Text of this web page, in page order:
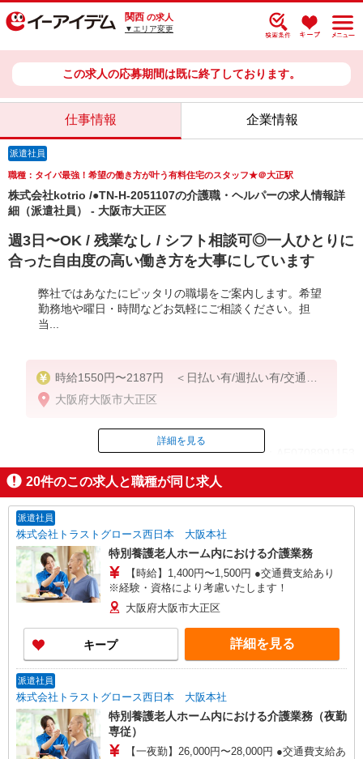
関西 の求人
▼エリア変更
この求人の応募期間は既に終了しております。
仕事情報 企業情報
派遣社員
職種：タイパ最強！希望の働き方が叶う有料住宅のスタッフ★＠大正駅
株式会社kotrio /●TN-H-2051107の介護職・ヘルパーの求人情報詳
細（派遣社員） - 大阪市大正区
週3日〜OK / 残業なし / シフト相談可◎一人ひとりに
合った自由度の高い働き方を大事にしています
弊社ではあなたにピッタリの職場をご案内します。希望
勤務地や曜日・時間などお気軽にご相談ください。担
当...
時給1550円〜2187円 ＜日払い有/週払い有/交通費
全支給(ガソリン代含む)＞
大阪府大阪市大正区
ID：AE0708991153
掲載期間終了
詳細を見る
20件のこの求人と職種が同じ求人
派遣社員
株式会社トラストグロース西日本 大阪本社
特別養護老人ホーム内における介護業務
【時給】1,400円〜1,500円 ●交通費支給あり
※経験・資格により考慮いたします！
大阪府大阪市大正区
キープ 詳細を見る
派遣社員
株式会社トラストグロース西日本 大阪本社
特別養護老人ホーム内における介護業務（夜勤
専従）
【一夜勤】26,000円〜28,000円 ●交通費支給あ